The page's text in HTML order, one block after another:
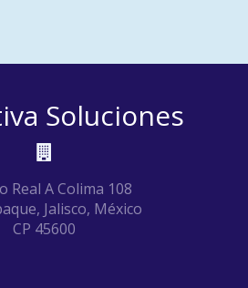
Soluciones
Real A Colima 108
Jalisco, México
CP 45600